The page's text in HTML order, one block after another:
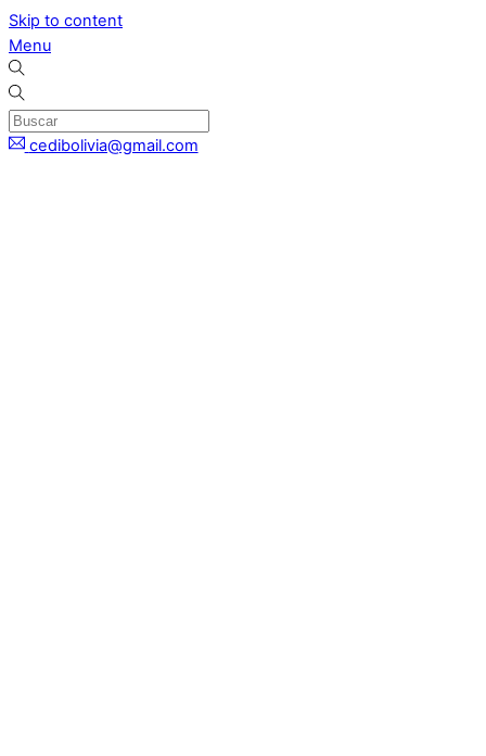
Skip to content
Menu
cedibolivia@gmail.com